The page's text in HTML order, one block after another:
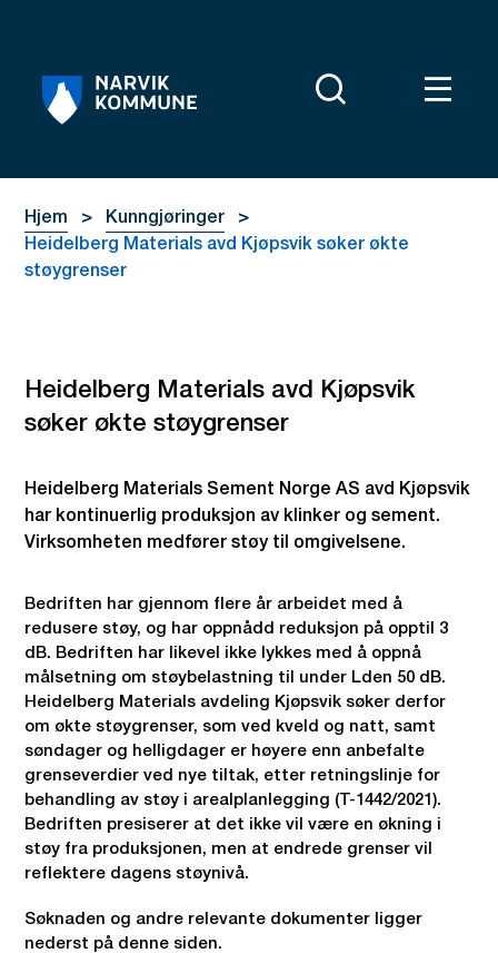
Du er her:
Hjem
Kunngjøringer
Heidelberg Materials avd Kjøpsvik søker økte
støygrenser
Heidelberg Materials avd Kjøpsvik
søker økte støygrenser
Heidelberg Materials Sement Norge AS avd Kjøpsvik
har kontinuerlig produksjon av klinker og sement.
Virksomheten medfører støy til omgivelsene.
Bedriften har gjennom flere år arbeidet med å
redusere støy, og har oppnådd reduksjon på opptil 3
dB. Bedriften har likevel ikke lykkes med å oppnå
målsetning om støybelastning til under Lden 50 dB.
Heidelberg Materials avdeling Kjøpsvik søker derfor
om økte støygrenser, som ved kveld og natt, samt
søndager og helligdager er høyere enn anbefalte
grenseverdier ved nye tiltak, etter retningslinje for
behandling av støy i arealplanlegging (T-1442/2021).
Bedriften presiserer at det ikke vil være en økning i
støy fra produksjonen, men at endrede grenser vil
reflektere dagens støynivå.
Søknaden og andre relevante dokumenter ligger
nederst på denne siden.